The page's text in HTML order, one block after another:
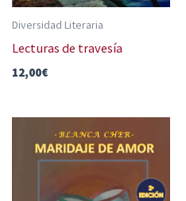
Diversidad Literaria
Lecturas de travesía
12,00€